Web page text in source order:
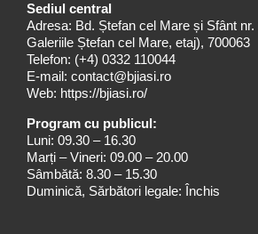
Sediul central
Adresa: Bd. Ștefan cel Mare și Sfânt nr.
Galeriile Ștefan cel Mare, etaj), 700063
Telefon: (+4) 0332 110044
E-mail: contact@bjiasi.ro
Web: https://bjiasi.ro/
Program cu publicul:
Luni: 09.30 – 16.30
Marți – Vineri: 09.00 – 20.00
Sâmbătă: 8.30 – 15.30
Duminică, Sărbători legale: Închis